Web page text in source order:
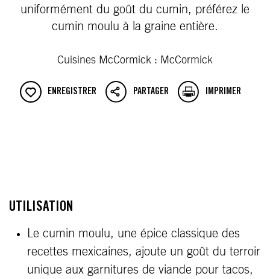
uniformément du goût du cumin, préférez le
cumin moulu à la graine entière.
Cuisines McCormick : McCormick
ENREGISTRER PARTAGER IMPRIMER
UTILISATION
Le cumin moulu, une épice classique des
recettes mexicaines, ajoute un goût du terroir
unique aux garnitures de viande pour tacos,